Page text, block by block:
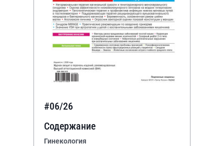
#06/26
Содержание
Гинекология